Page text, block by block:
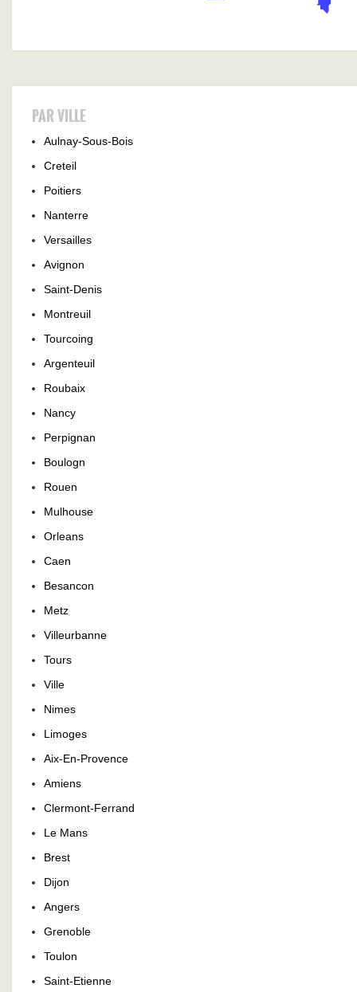
PAR VILLE
Aulnay-Sous-Bois
Creteil
Poitiers
Nanterre
Versailles
Avignon
Saint-Denis
Montreuil
Tourcoing
Argenteuil
Roubaix
Nancy
Perpignan
Boulogn
Rouen
Mulhouse
Orleans
Caen
Besancon
Metz
Villeurbanne
Tours
Ville
Nimes
Limoges
Aix-En-Provence
Amiens
Clermont-Ferrand
Le Mans
Brest
Dijon
Angers
Grenoble
Toulon
Saint-Etienne